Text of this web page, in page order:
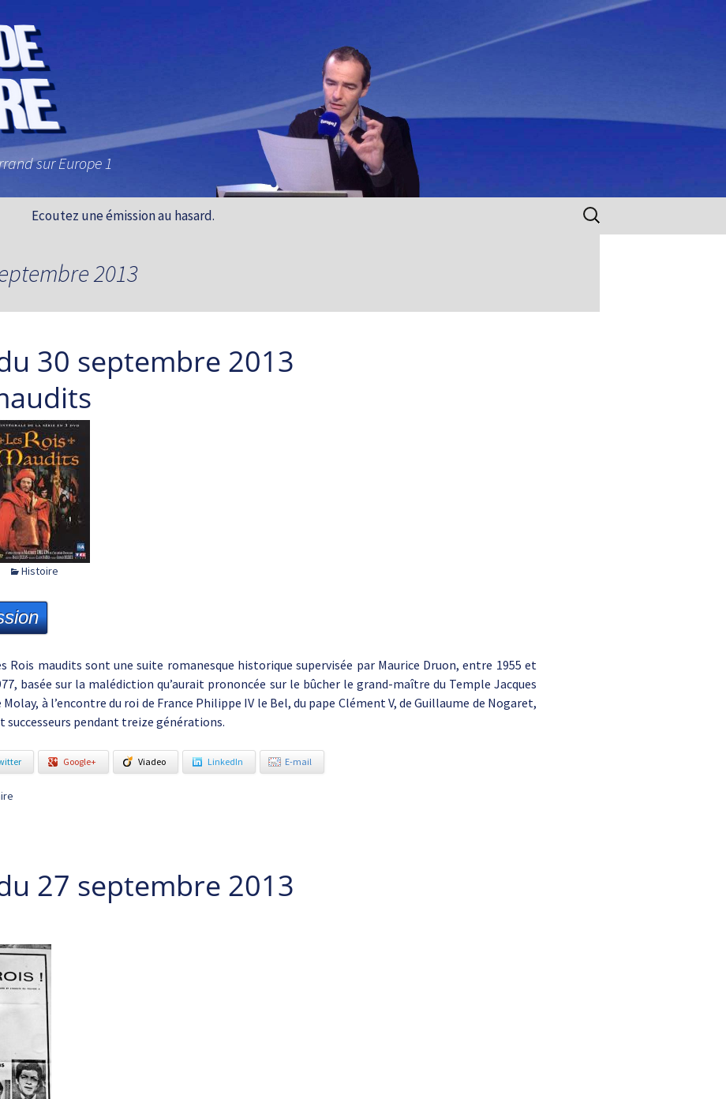
sur Europe 1
Ecoutez une émission au hasard. Rechercher :
2013
30 septembre 2013
Histoire
Rois maudits sont une suite romanesque historique supervisée par Maurice Druon, entre 1955 et
basée sur la malédiction qu’aurait prononcée sur le bûcher le grand-maître du Temple Jacques
Molay, à l’encontre du roi de France Philippe IV le Bel, du pape Clément V, de Guillaume de Nogaret,
successeurs pendant treize générations.
Google+ Viadeo LinkedIn E-mail
27 septembre 2013